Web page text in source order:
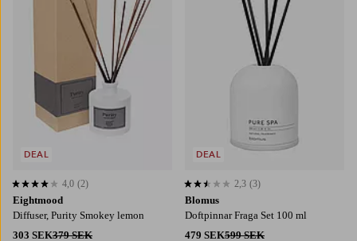
Eightmood
Diffuser, Purity Smokey lemon
303 SEK379 SEK
4,0 baserat på 2 st betyg
4,0 (2)
DEAL
Blomus
Doftpinnar Fraga Set 100 ml
479 SEK599 SEK
2,3 baserat på 3 st betyg
2,3 (3)
DEAL